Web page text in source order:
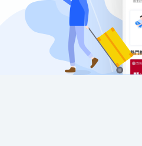
△ 大都會藝
同時代與文
們與創意